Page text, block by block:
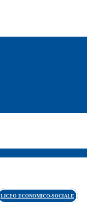
LICEO ECONOMICO-SOCIALE